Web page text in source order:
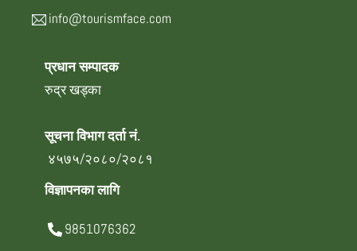
info@tourismface.com
प्रधान सम्पादक
रुद्र खड्का
सूचना विभाग दर्ता नं.
४५७५/२०८०/२०८१
विज्ञापनका लागि
9851076362